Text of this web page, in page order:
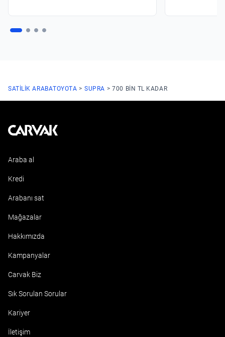
SATILIK ARABATOYOTA SUPRA 700 BIN TL KADAR
Kavak
Araba al
Kredi
Arabanı sat
Mağazalar
Hakkımızda
Kampanyalar
Carvak Biz
Sık Sorulan Sorular
Kariyer
İletişim